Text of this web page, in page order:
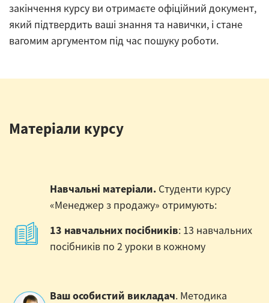
закінчення курсу ви отримаєте офіційний документ,
який підтвердить ваші знання та навички, і стане
вагомим аргументом під час пошуку роботи.
Матеріали курсу
Навчальні матеріали. Студенти курсу
«Менеджер з продажу» отримують:
13 навчальних посібників: 13 навчальних
посібників по 2 уроки в кожному
Ваш особистий викладач. Методика